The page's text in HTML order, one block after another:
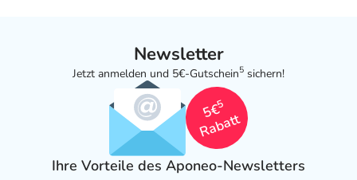
Newsletter
Jetzt anmelden und 5€-Gutschein5 sichern!
5€
5
Rabatt
Ihre Vorteile des Aponeo-Newsletters